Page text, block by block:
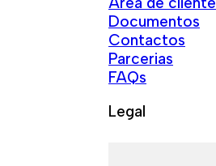
Documentos
Contactos
Parcerias
FAQs
Legal